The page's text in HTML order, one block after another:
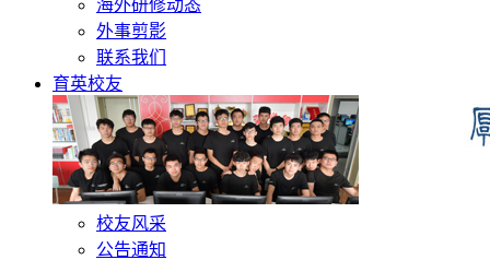
海外研修动态
外事剪影
联系我们
育英校友
校友风采
公告通知